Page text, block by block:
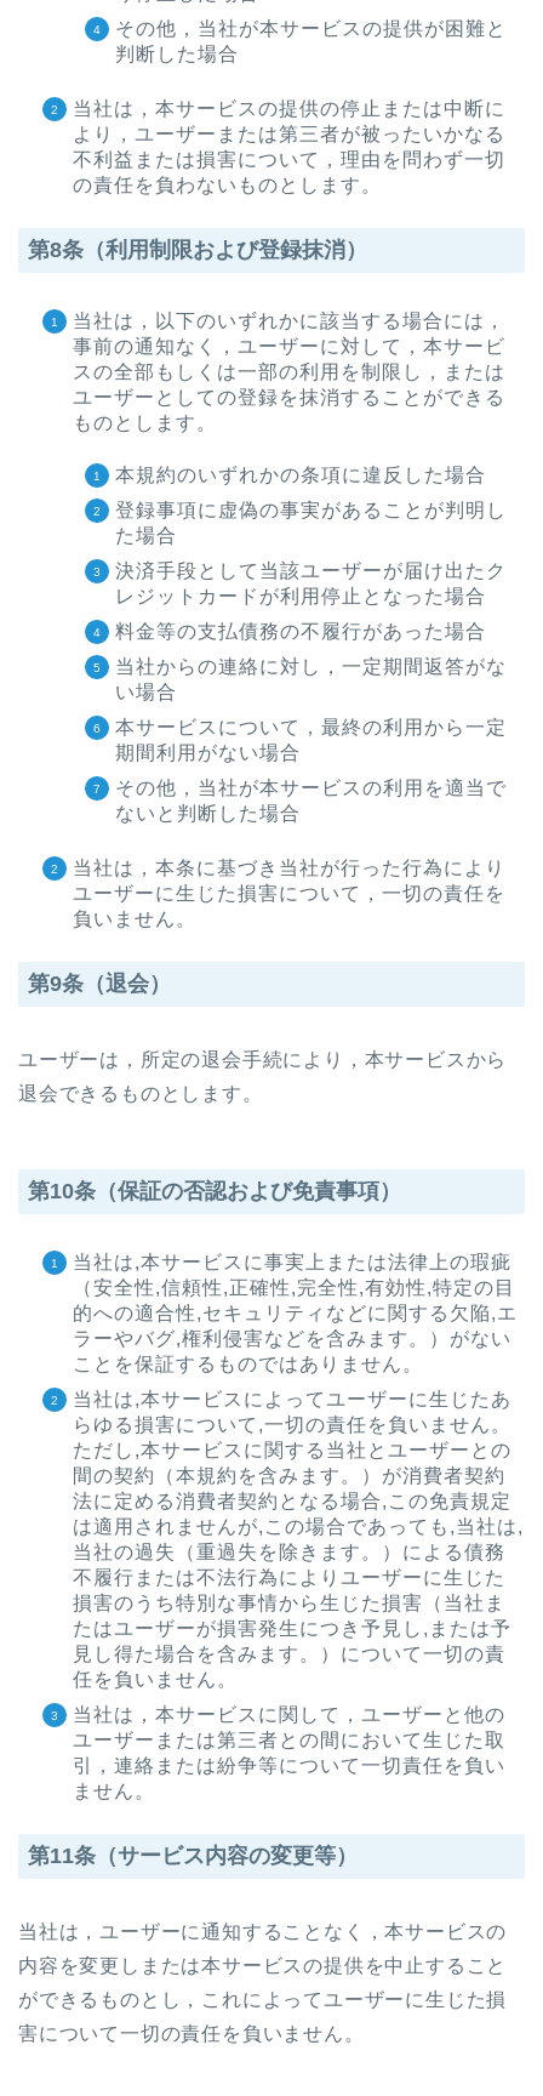
その他，当社が本サービスの提供が困難と
判断した場合
当社は，本サービスの提供の停止または中断に
より，ユーザーまたは第三者が被ったいかなる
不利益または損害について，理由を問わず一切
の責任を負わないものとします。
第8条（利用制限および登録抹消）
当社は，以下のいずれかに該当する場合には，
事前の通知なく，ユーザーに対して，本サービ
スの全部もしくは一部の利用を制限し，または
ユーザーとしての登録を抹消することができる
ものとします。
本規約のいずれかの条項に違反した場合
登録事項に虚偽の事実があることが判明し
た場合
決済手段として当該ユーザーが届け出たク
レジットカードが利用停止となった場合
料金等の支払債務の不履行があった場合
当社からの連絡に対し，一定期間返答がな
い場合
本サービスについて，最終の利用から一定
期間利用がない場合
その他，当社が本サービスの利用を適当で
ないと判断した場合
当社は，本条に基づき当社が行った行為により
ユーザーに生じた損害について，一切の責任を
負いません。
第9条（退会）
ユーザーは，所定の退会手続により，本サービスから
退会できるものとします。
第10条（保証の否認および免責事項）
当社は,本サービスに事実上または法律上の瑕疵
（安全性,信頼性,正確性,完全性,有効性,特定の目
的への適合性,セキュリティなどに関する欠陥,エ
ラーやバグ,権利侵害などを含みます。）がない
ことを保証するものではありません。
当社は,本サービスによってユーザーに生じたあ
らゆる損害について,一切の責任を負いません。
ただし,本サービスに関する当社とユーザーとの
間の契約（本規約を含みます。）が消費者契約
法に定める消費者契約となる場合,この免責規定
は適用されませんが,この場合であっても,当社は,
当社の過失（重過失を除きます。）による債務
不履行または不法行為によりユーザーに生じた
損害のうち特別な事情から生じた損害（当社ま
たはユーザーが損害発生につき予見し,または予
見し得た場合を含みます。）について一切の責
任を負いません。
当社は，本サービスに関して，ユーザーと他の
ユーザーまたは第三者との間において生じた取
引，連絡または紛争等について一切責任を負い
ません。
第11条（サービス内容の変更等）
当社は，ユーザーに通知することなく，本サービスの
内容を変更しまたは本サービスの提供を中止すること
ができるものとし，これによってユーザーに生じた損
害について一切の責任を負いません。